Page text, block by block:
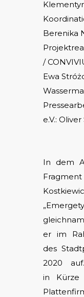
Berenika
/
Ewa
e.V.:
In dem
er im
des
2020
in Kürze